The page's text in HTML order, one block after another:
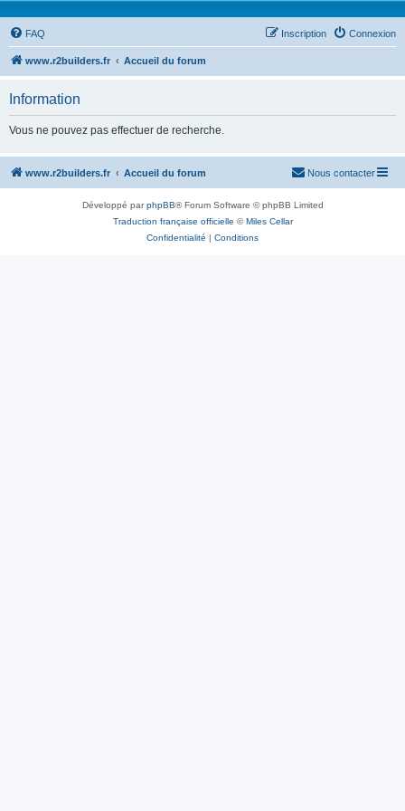
FAQ Connexion
Inscription
www.r2builders.fr Accueil du forum
Information
Vous ne pouvez pas effectuer de recherche.
www.r2builders.fr Accueil du forum Nous contacter
Développé parphpBB® Forum Software © phpBB Limited
Traduction française officielle ©Miles Cellar
Confidentialité | Conditions